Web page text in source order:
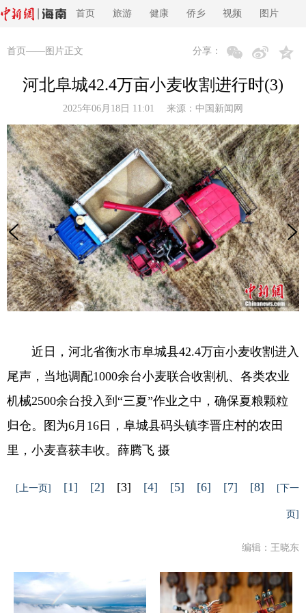
首页 旅游 健康 侨乡 视频 图片
首页 ——图片正文 分享：
河北阜城42.4万亩小麦收割进行时(3)
2025年06月18日 11:01 来源： 中国新闻网
近日，河北省衡水市阜城县42.4万亩小麦收割进入
尾声，当地调配1000余台小麦联合收割机、各类农业
机械2500余台投入到“三夏”作业之中，确保夏粮颗粒
归仓。图为6月16日，阜城县码头镇李晋庄村的农田
里，小麦喜获丰收。薛腾飞 摄
[上一页] [1] [2] [3] [4] [5] [6] [7] [8] [下一
页]
编辑：王晓东